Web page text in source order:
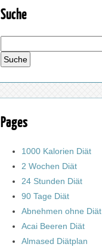
Suche
Pages
1000 Kalorien Diät
2 Wochen Diät
24 Stunden Diät
90 Tage Diät
Abnehmen ohne Diät
Acai Beeren Diät
Almased Diätplan